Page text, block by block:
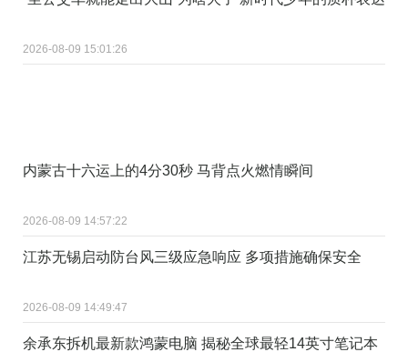
2026-08-09 15:01:26
内蒙古十六运上的4分30秒 马背点火燃情瞬间
2026-08-09 14:57:22
江苏无锡启动防台风三级应急响应 多项措施确保安全
2026-08-09 14:49:47
余承东拆机最新款鸿蒙电脑 揭秘全球最轻14英寸笔记本